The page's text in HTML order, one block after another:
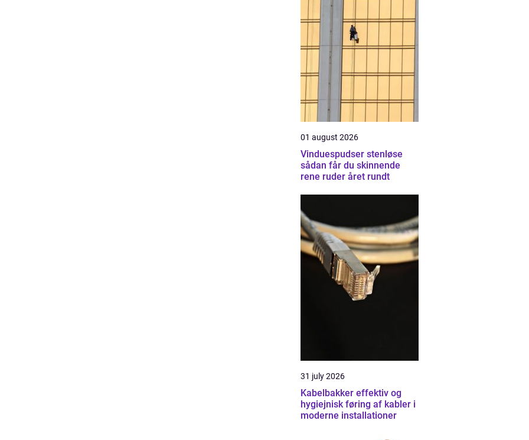
01 august 2026
Vinduespudser stenløse
sådan får du skinnende
rene ruder året rundt
31 july 2026
Kabelbakker effektiv og
hygiejnisk føring af kabler i
moderne installationer